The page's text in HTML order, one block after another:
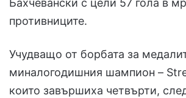
Бахчевански с цели 57 гола в
противниците.
Учудващо от борбата за
миналогодишния шампион –
които завършиха четвърти,